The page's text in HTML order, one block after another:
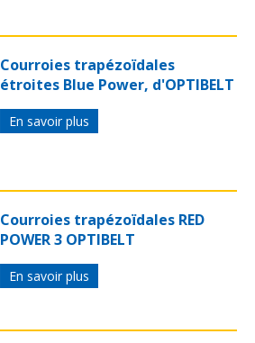
Courroies trapézoïdales
étroites Blue Power, d'OPTIBELT
En savoir plus
Courroies trapézoïdales RED
POWER 3 OPTIBELT
En savoir plus